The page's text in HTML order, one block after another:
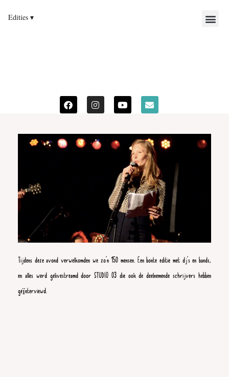
Tijdens deze avond verwelkomden we zo’n 150 mensen. Een bonte editie met dj’s en bands,
en alles werd gelivestreamd door STUDIO 03 die ook de deelnemende schrijvers hebben
geïnterviewd.